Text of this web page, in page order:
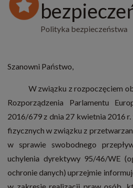
Polityka bezpieczeństwa
Szanowni Państwo,
W związku z rozpoczęciem
Rozporządzenia Parlamentu
2016/679 z dnia 27 kwietnia 2016
fizycznych w związku z
w sprawie swobodnego
uchylenia dyrektywy 95/46/WE
ochronie danych) uprzejmie